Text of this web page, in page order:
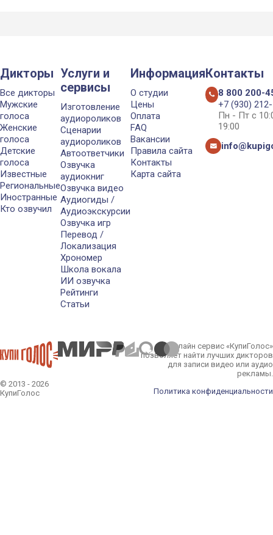
Дикторы
Все дикторы
Мужские
голоса
Женские
голоса
Детские
голоса
Известные
Региональные
Иностранные
Кто озвучил
Услуги и
сервисы
Изготовление
аудиороликов
Сценарии
аудиороликов
Автоответчики
Озвучка
аудиокниг
Озвучка видео
Аудиогиды /
Аудиоэкскурсии
Озвучка игр
Перевод /
Локализация
Хрономер
Школа вокала
ИИ озвучка
Рейтинги
Статьи
Информация
О студии
Цены
Оплата
FAQ
Вакансии
Правила сайта
Контакты
Карта сайта
Контакты
8 800 200-
+7 (930)
Пн - Пт с
19:00
© 2013 - 2026
КупиГолос
Онлайн сервис «КупиГолос»
позволяет найти лучших дикторов
для записи видео или аудио
рекламы.
Политика конфиденциальности